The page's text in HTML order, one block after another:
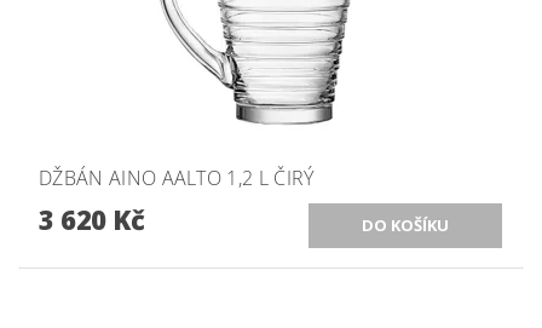
DŽBÁN AINO AALTO 1,2 L ČIRÝ
3 620 Kč